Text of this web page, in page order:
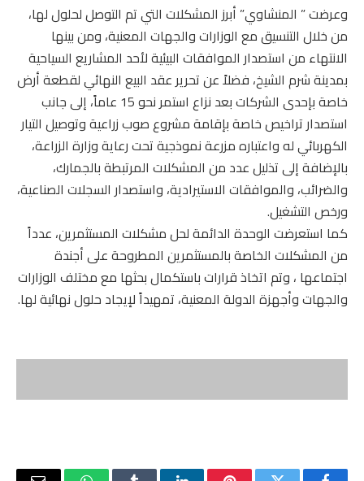
وعرضت ” المنشاوي” أبرز المشكلات التي تم التوصل لحلول لها،
من خلال التنسيق مع الوزارات والجهات المعنية، ومن بينها
الانتهاء من استصدار الموافقات البيئية لأحد المشاريع السياحية
بمدينة شرم الشيخ، فضلاً عن تحرير عقد البيع النهائي لقطعة أرض
خاصة بإحدى الشركات بعد نزاع استمر نحو 15 عاماً، إلى جانب
استصدار تراخيص خاصة بإقامة مشروع صوب زراعية وتوصيل التيار
الكهربائي له واعتباره مزرعة نموذجية تحت رعاية وزارة الزراعة،
بالإضافة إلى تذليل عدد من المشكلات المرتبطة بالجمارك،
والضرائب، والموافقات الاستيرادية، واستصدار السجلات الصناعية،
ورخص التشغيل.
كما استعرضت الوحدة الدائمة لحل مشكلات المستثمرين، عدداً
من المشكلات الخاصة بالمستثمرين المطروحة على أجندة
اجتماعها ، وتم اتخاذ قرارات باستكمال بحثها مع مختلف الوزارات
والجهات وأجهزة الدولة المعنية، تمهيداً لإيجاد حلول نهائية لها.